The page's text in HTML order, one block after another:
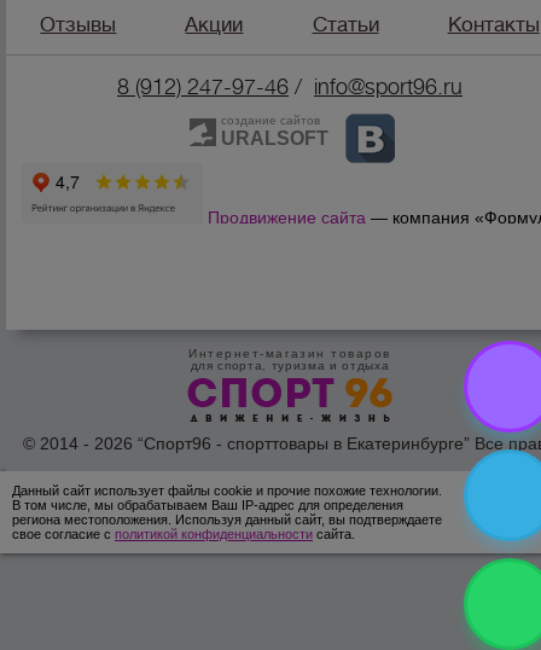
Отзывы
Акции Статьи Контакты
8 (912) 247-97-46 / info@sport96.ru
создание сайтов
URALSOFT
Продвижение сайта — компания
Интернет-магазин товаров
для спорта, туризма и отдыха
© 2014 - 2026 “Спорт96 - спорттовары в Екатеринбурге” Все
Согласие на обработку персональных
Данный сайт использует файлы cookie и прочие похожие технологии.
В том числе, мы обрабатываем Ваш IP-адрес для определения
региона местоположения. Используя данный сайт, вы подтверждаете
свое согласие с политикой конфиденциальности сайта.